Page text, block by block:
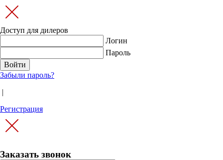
Доступ для дилеров
Логин
Пароль
Забыли пароль?
|
Регистрация
Заказать звонок